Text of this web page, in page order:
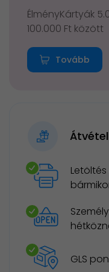
ÉlményKártyák
100.000 Ft között
Tovább
GLS